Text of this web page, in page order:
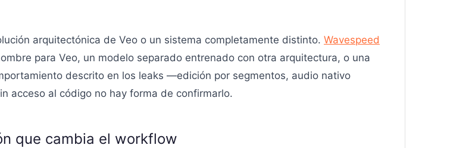
arquitectónica de Veo o un sistema completamente distinto. Wavespeed
para Veo, un modelo separado entrenado con otra arquitectura, o una
descrito en los leaks —edición por segmentos, audio nativo
acceso al código no hay forma de confirmarlo.
que cambia el workflow